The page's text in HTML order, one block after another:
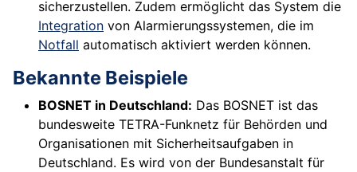
sicherzustellen. Zudem ermöglicht das System die
Integration von Alarmierungssystemen, die im
Notfall automatisch aktiviert werden können.
Bekannte Beispiele
BOSNET in Deutschland: Das BOSNET ist das
bundesweite TETRA-Funknetz für Behörden und
Organisationen mit Sicherheitsaufgaben in
Deutschland. Es wird von der Bundesanstalt für